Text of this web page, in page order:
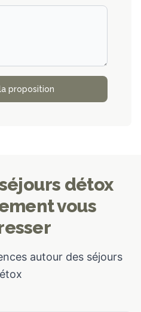
proposition
détox
vous
autour des séjours